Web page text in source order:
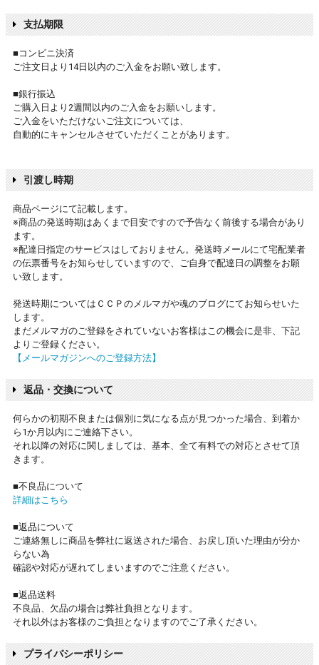
支払期限
■コンビニ決済
ご注文日より14日以内のご入金をお願い致します。
■銀行振込
ご購入日より2週間以内のご入金をお願いします。
ご入金をいただけないご注文については、
自動的にキャンセルさせていただくことがあります。
引渡し時期
商品ページにて記載します。
※商品の発送時期はあくまで目安ですので予告なく前後する場合があり
ます。
※配達日指定のサービスはしておりません。発送時メールにて宅配業者
の伝票番号をお知らせしていますので、ご自身で配達日の調整をお願
い致します。
発送時期についてはＣＣＰのメルマガや魂のブログにてお知らせいた
します。
まだメルマガのご登録をされていないお客様はこの機会に是非、下記
よりご登録ください。
【メールマガジンへのご登録方法】
返品・交換について
何らかの初期不良または個別に気になる点が見つかった場合、到着か
ら1か月以内にご連絡下さい。
それ以降の対応に関しましては、基本、全て有料での対応とさせて頂
きます。
■不良品について
詳細はこちら
■返品について
ご連絡無しに商品を弊社に返送された場合、お戻し頂いた理由が分か
らない為
確認や対応が遅れてしまいますのでご注意ください。
■返品送料
不良品、欠品の場合は弊社負担となります。
それ以外はお客様のご負担となりますのでご了承ください。
プライバシーポリシー